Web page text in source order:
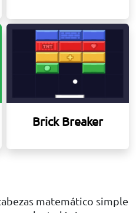
Brick Breaker
matemático simple